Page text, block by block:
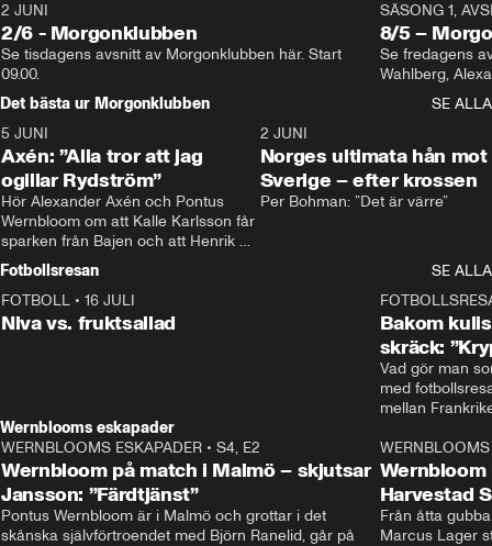
2 JUNI
2/6 - Morgonklubben
Se tisdagens avsnitt av Morgonklubben här. Start
SÄSONG 1,
8/5 –
Se fredagens
Det bästa ur Morgonklubben
SE ALLA
5 JUNI
Axén: ”Alla tror att jag
ogillar Rydström”
Hör Alexander Axén och Pontus
Wernbloom om att Kalle Karlsson får
sparken från Bajen och att Henrik
Rydström tar över
2 JUNI
Norges ultimata hån mot
Sverige – efter krossen
Per Bohman: ”Det är värre”
Fotbollsresan
SE ALLA
FOTBOLL • 16 JULI
Niva vs. fruktsallad
Bakom
skräck:
Vad gör man
med
Wernblooms eskapader
WERNBLOOMS ESKAPADER • S4, E2
Wernbloom på match i Malmö – skjutsar
Jansson: ”Färdtjänst”
Pontus Wernbloom är i Malmö och grottar i det
skånska självförtroendet med Björn Ranelid, går på
Harvestad
Från åtta
Marcus Lager